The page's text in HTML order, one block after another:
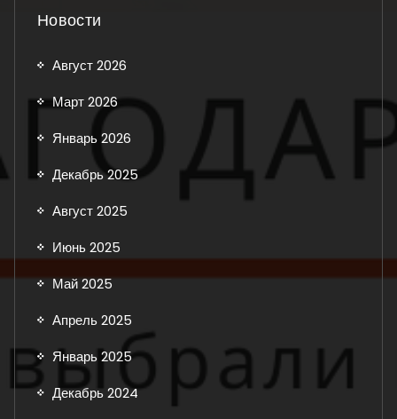
Новости
Август 2026
Март 2026
Январь 2026
Декабрь 2025
Август 2025
Июнь 2025
Май 2025
Апрель 2025
Январь 2025
Декабрь 2024